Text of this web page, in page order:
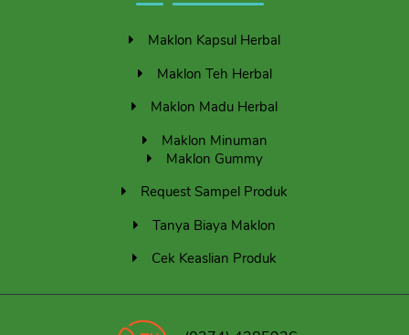
Maklon Kapsul Herbal
Maklon Teh Herbal
Maklon Madu Herbal
Maklon Minuman
Maklon Gummy
Request Sampel Produk
Tanya Biaya Maklon
Cek Keaslian Produk